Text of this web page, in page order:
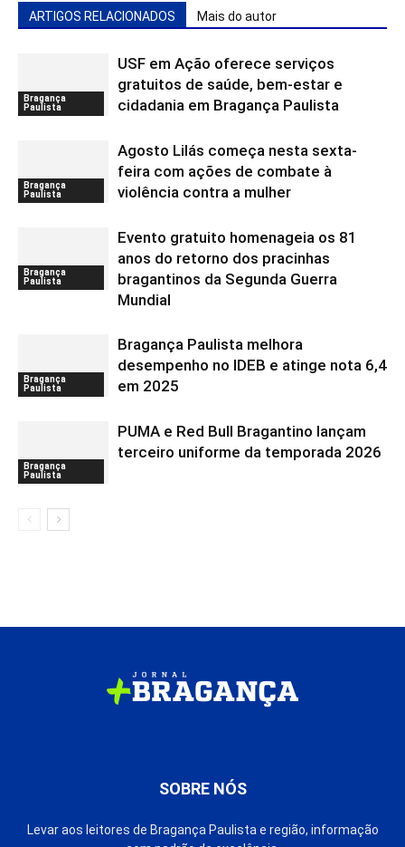
ARTIGOS RELACIONADOS Mais do autor
Bragança
Paulista
USF em Ação oferece serviços
gratuitos de saúde, bem-estar e
cidadania em Bragança Paulista
Bragança
Paulista
Agosto Lilás começa nesta sexta-
feira com ações de combate à
violência contra a mulher
Bragança
Paulista
Evento gratuito homenageia os 81
anos do retorno dos pracinhas
bragantinos da Segunda Guerra
Mundial
Bragança
Paulista
Bragança Paulista melhora
desempenho no IDEB e atinge nota 6,4
em 2025
Bragança
Paulista
PUMA e Red Bull Bragantino lançam
terceiro uniforme da temporada 2026
SOBRE NÓS
Levar aos leitores de Bragança Paulista e região, informação